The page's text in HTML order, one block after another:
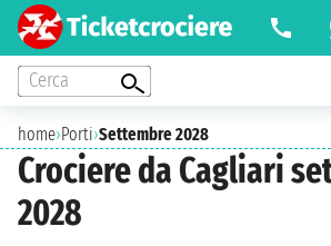
Cerca
home›Porti›Settembre 2028
Crociere da Cagliari
2028